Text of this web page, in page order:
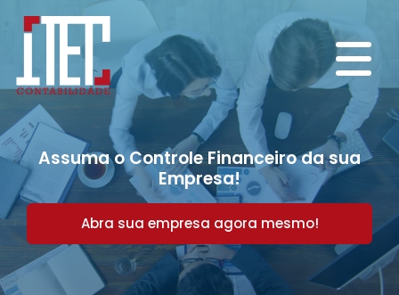
Assuma o Controle Financeiro da sua
Empresa!
Abra sua empresa agora mesmo!